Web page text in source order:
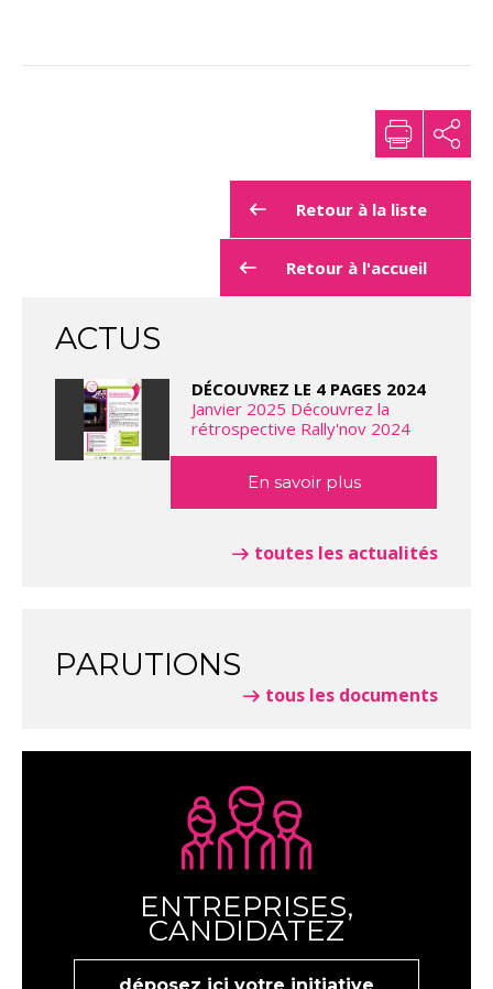
Retour à la liste
Retour à l'accueil
ACTUS
DÉCOUVREZ LE 4 PAGES 2024
Janvier 2025 Découvrez la
rétrospective Rally'nov 2024
En savoir plus
toutes les actualités
PARUTIONS
tous les documents
ENTREPRISES,
CANDIDATEZ